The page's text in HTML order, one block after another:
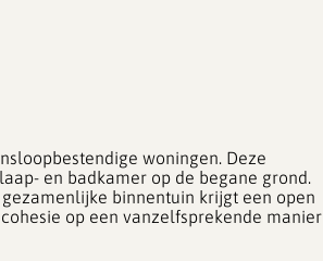
woningen. Deze
en badkamer op de begane grond.
binnentuin krijgt een open
op een vanzelfsprekende manier